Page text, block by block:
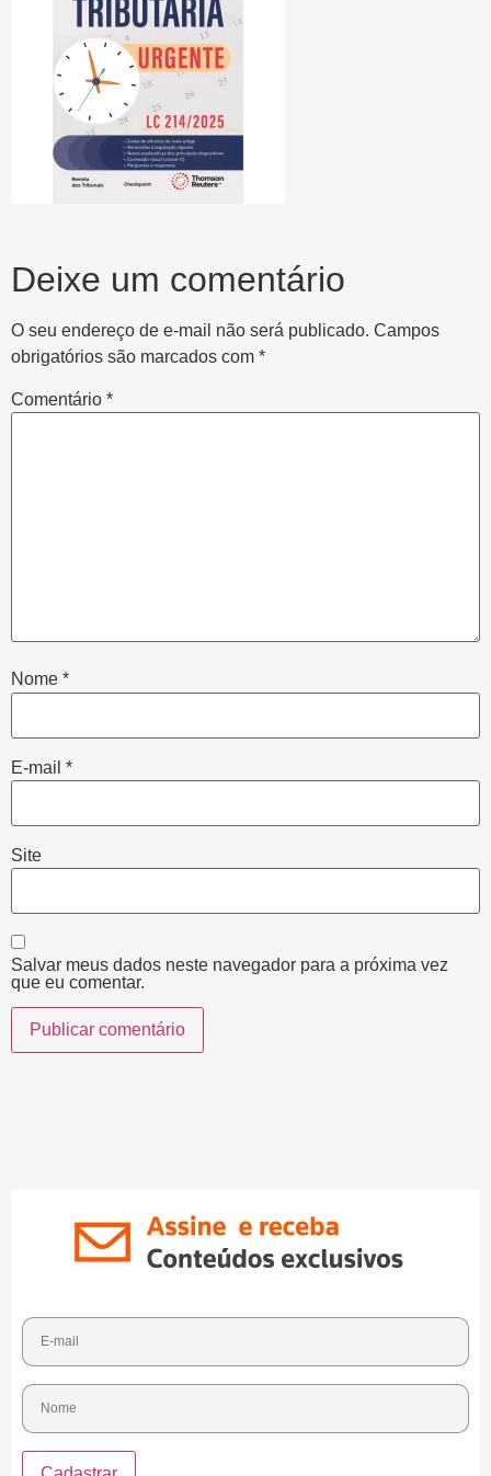
Deixe um comentário
O seu endereço de e-mail não será publicado. Campos
obrigatórios são marcados com *
Comentário *
Nome *
E-mail *
Site
Salvar meus dados neste navegador para a próxima vez
que eu comentar.